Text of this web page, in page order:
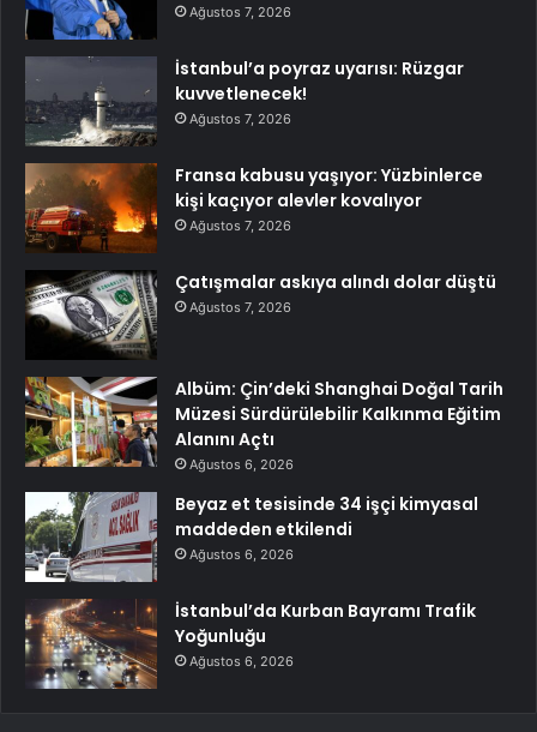
Ağustos 7, 2026
İstanbul’a poyraz uyarısı: Rüzgar
kuvvetlenecek!
Ağustos 7, 2026
Fransa kabusu yaşıyor: Yüzbinlerce
kişi kaçıyor alevler kovalıyor
Ağustos 7, 2026
Çatışmalar askıya alındı dolar düştü
Ağustos 7, 2026
Albüm: Çin’deki Shanghai Doğal Tarih
Müzesi Sürdürülebilir Kalkınma Eğitim
Alanını Açtı
Ağustos 6, 2026
Beyaz et tesisinde 34 işçi kimyasal
maddeden etkilendi
Ağustos 6, 2026
İstanbul’da Kurban Bayramı Trafik
Yoğunluğu
Ağustos 6, 2026